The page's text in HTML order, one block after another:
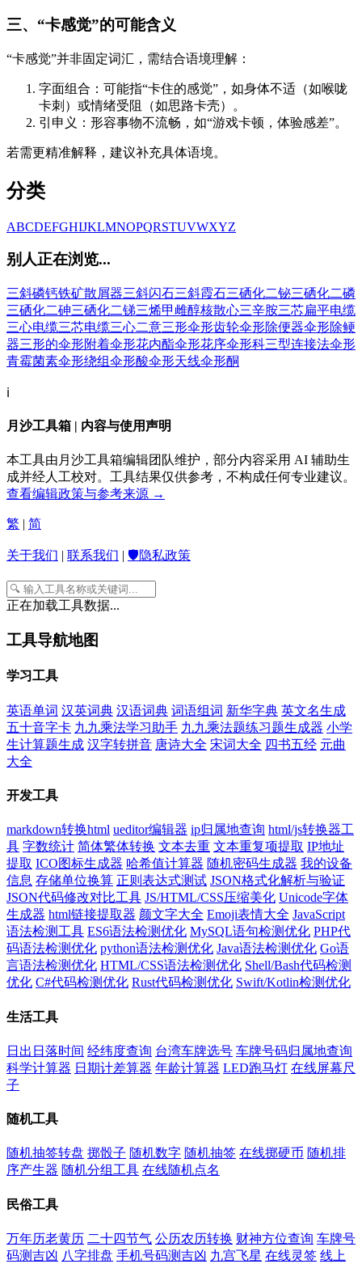
三、“卡感觉”的可能含义
“卡感觉”并非固定词汇，需结合语境理解：
字面组合：可能指“卡住的感觉”，如身体不适（如喉咙
卡刺）或情绪受阻（如思路卡壳）。
引申义：形容事物不流畅，如“游戏卡顿，体验感差”。
若需更精准解释，建议补充具体语境。
分类
ABCDEFGHIJKLMNOPQRSTUVWXYZ
别人正在浏览...
三斜磷钙铁矿散屑器三斜闪石三斜霞石三硒化二铋三硒化二磷
三硒化二砷三硒化二锑三烯甲雌醇核散心三辛胺三芯扁平电缆
三心电缆三芯电缆三心二意三形伞形齿轮伞形除便器伞形除鲠
器三形的伞形附着伞形花内酯伞形花序伞形科三型连接法伞形
青霉菌素伞形绕组伞形酸伞形天线伞形酮
ℹ️
月沙工具箱 | 内容与使用声明
本工具由月沙工具箱编辑团队维护，部分内容采用 AI 辅助生
成并经人工校对。工具结果仅供参考，不构成任何专业建议。
查看编辑政策与参考来源 →
繁 简
关于我们 联系我们 🛡️隐私政策
正在加载工具数据...
工具导航地图
学习工具
英语单词 汉英词典 汉语词典 词语组词 新华字典 英文名生成
五十音字卡 九九乘法学习助手 九九乘法题练习题生成器 小学
生计算题生成 汉字转拼音 唐诗大全 宋词大全 四书五经 元曲
大全
开发工具
markdown转换html ueditor编辑器 ip归属地查询 html/js转换器工
具 字数统计 简体繁体转换 文本去重 文本重复项提取 IP地址
提取 ICO图标生成器 哈希值计算器 随机密码生成器 我的设备
信息 存储单位换算 正则表达式测试 JSON格式化解析与验证
JSON代码修改对比工具 JS/HTML/CSS压缩美化 Unicode字体
生成器 html链接提取器 颜文字大全 Emoji表情大全 JavaScript
语法检测工具 ES6语法检测优化 MySQL语句检测优化 PHP代
码语法检测优化 python语法检测优化 Java语法检测优化 Go语
言语法检测优化 HTML/CSS语法检测优化 Shell/Bash代码检测
优化 C#代码检测优化 Rust代码检测优化 Swift/Kotlin检测优化
生活工具
日出日落时间 经纬度查询 台湾车牌选号 车牌号码归属地查询
科学计算器 日期计差算器 年龄计算器 LED跑马灯 在线屏幕尺
子
随机工具
随机抽签转盘 掷骰子 随机数字 随机抽签 在线掷硬币 随机排
序产生器 随机分组工具 在线随机点名
民俗工具
万年历老黄历 二十四节气 公历农历转换 财神方位查询 车牌号
码测吉凶 八字排盘 手机号码测吉凶 九宫飞星 在线灵签 线上